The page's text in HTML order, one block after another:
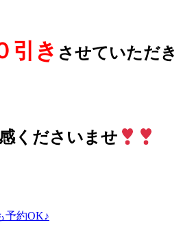
引き させていただき
くださいませ